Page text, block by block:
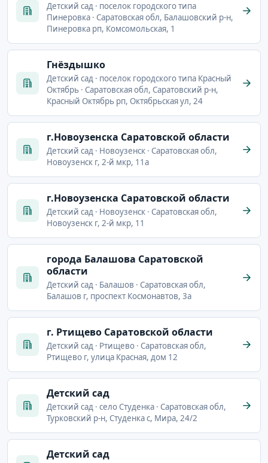
Детский сад · поселок городского типа
Пинеровка · Саратовская обл, Балашовский р-н,
Пинеровка рп, Комсомольская, 1
Гнёздышко
Детский сад · поселок городского типа Красный
Октябрь · Саратовская обл, Саратовский р-н,
Красный Октябрь рп, Октябрьская ул, 24
г.Новоузенска Саратовской области
Детский сад · Новоузенск · Саратовская обл,
Новоузенск г, 2-й мкр, 11а
г.Новоузенска Саратовской области
Детский сад · Новоузенск · Саратовская обл,
Новоузенск г, 2-й мкр, 11
города Балашова Саратовской
области
Детский сад · Балашов · Саратовская обл,
Балашов г, проспект Космонавтов, 3а
г. Ртищево Саратовской области
Детский сад · Ртищево · Саратовская обл,
Ртищево г, улица Красная, дом 12
Детский сад
Детский сад · село Студенка · Саратовская обл,
Турковский р-н, Студенка с, Мира, 24/2
Детский сад